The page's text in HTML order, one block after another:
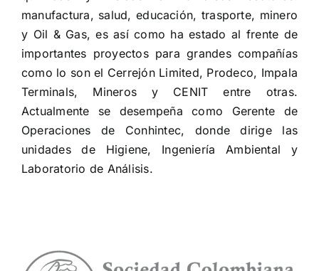
manufactura, salud, educación, trasporte, minero
y Oil & Gas, es así como ha estado al frente de
importantes proyectos para grandes compañías
como lo son el Cerrejón Limited, Prodeco, Impala
Terminals, Mineros y CENIT entre otras.
Actualmente se desempeña como Gerente de
Operaciones de Conhintec, donde dirige las
unidades de Higiene, Ingeniería Ambiental y
Laboratorio de Análisis.